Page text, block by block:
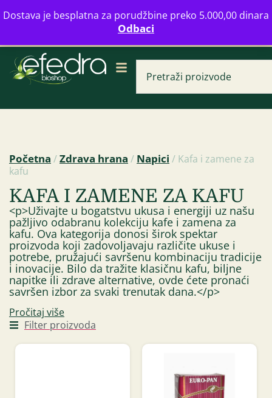
Dostava je besplatna za porudžbine preko 5.000,00 dinara
Odbaci
Livadski med 500
Kovačević
595,00RSD
Bulevar Mihajla Pupina 16b, Novi Beograd
info@zdravahranaonline.rs+381 (0)11 770 39 61
Radno vreme: Ponedeljak - Petak od 08-20h
Početna /Zdrava hrana / Napici / Kafa i zamene za
kafu
KAFA I ZAMENE ZA KAFU
<p>Uživajte u bogatstvu ukusa i energiji uz našu
pažljivo odabranu kolekciju kafe i zamena za
kafu. Ova kategorija donosi širok spektar
proizvoda koji zadovoljavaju različite ukuse i
potrebe, pružajući savršenu kombinaciju tradicije
i inovacije. Bilo da tražite klasičnu kafu, biljne
napitke ili zdrave alternative, ovde ćete pronaći
savršen izbor za svaki trenutak dana.</p>
Pročitaj više
Filter proizvoda